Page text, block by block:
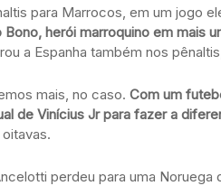
para Marrocos, em um jogo
herói marroquino em mais
a Espanha também nos
mais, no caso. Com um
de Vinícius Jr para fazer a
perdeu para uma Noruega